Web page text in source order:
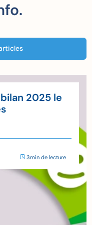
2025 le
3min de lecture